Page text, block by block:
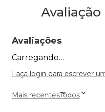
Avaliações
Carregando…
Faça login para escrever
Mais recentesTodos